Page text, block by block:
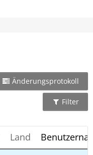
Änderungsprotokoll
Filter
Land